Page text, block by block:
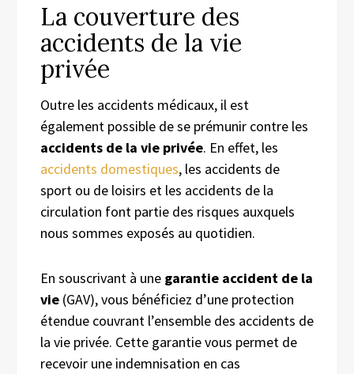
La couverture des
accidents de la vie
privée
Outre les accidents médicaux, il est
également possible de se prémunir contre les
accidents de la vie privée. En effet, les
accidents domestiques, les accidents de
sport ou de loisirs et les accidents de la
circulation font partie des risques auxquels
nous sommes exposés au quotidien.
En souscrivant à une garantie accident de la
vie (GAV), vous bénéficiez d’une protection
étendue couvrant l’ensemble des accidents de
la vie privée. Cette garantie vous permet de
recevoir une indemnisation en cas